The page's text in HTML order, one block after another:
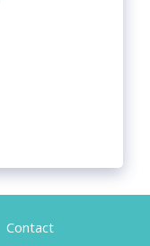
Contact